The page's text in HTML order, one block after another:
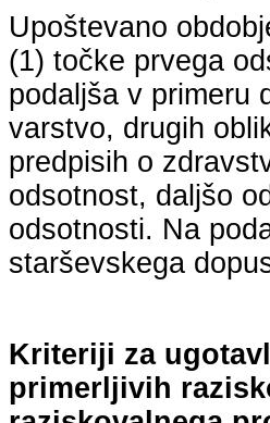
Upoštevano
(1) točke prvega
podaljša v primeru
varstvo, drugih
predpisih o
odsotnost, daljšo
odsotnosti. Na
starševskega
Kriteriji za
primerljivih